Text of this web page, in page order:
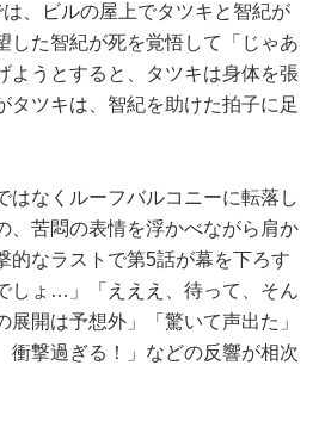
、ビルの屋上でタツキと智紀が
した智紀が死を覚悟して「じゃあ
ようとすると、タツキは身体を張
タツキは、智紀を助けた拍子に足
なくルーフバルコニーに転落し
、苦悶の表情を浮かべながら肩か
なラストで第5話が幕を下ろす
しょ…」「えええ、待って、そん
展開は予想外」「驚いて声出た」
衝撃過ぎる！」などの反響が相次